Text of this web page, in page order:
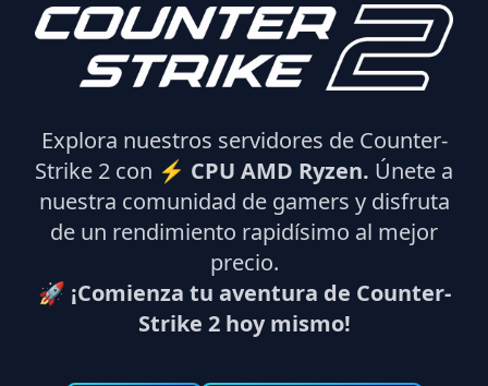
Explora nuestros servidores de Counter-
Strike 2 con ⚡ CPU AMD Ryzen. Únete a
nuestra comunidad de gamers y disfruta
de un rendimiento rapidísimo al mejor
precio.
🚀 ¡Comienza tu aventura de Counter-
Strike 2 hoy mismo!